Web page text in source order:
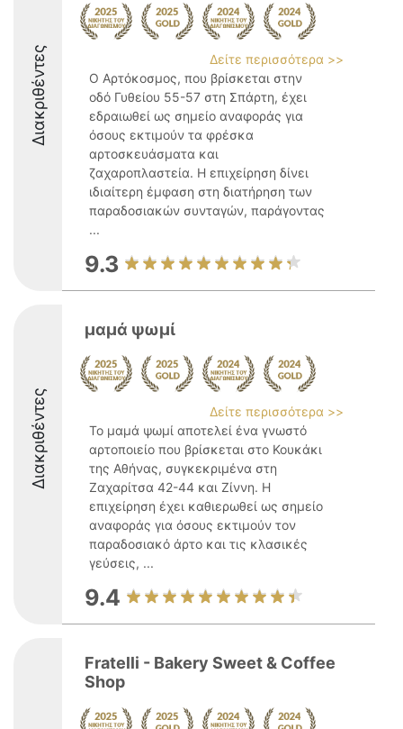
Διακριθέντες
Δείτε περισσότερα >>
Ο Αρτόκοσμος, που βρίσκεται στην
οδό Γυθείου 55-57 στη Σπάρτη, έχει
εδραιωθεί ως σημείο αναφοράς για
όσους εκτιμούν τα φρέσκα
αρτοσκευάσματα και
ζαχαροπλαστεία. Η επιχείρηση δίνει
ιδιαίτερη έμφαση στη διατήρηση των
παραδοσιακών συνταγών, παράγοντας
...
9.3
Διακριθέντες
μαμά ψωμί
Δείτε περισσότερα >>
Το μαμά ψωμί αποτελεί ένα γνωστό
αρτοποιείο που βρίσκεται στο Κουκάκι
της Αθήνας, συγκεκριμένα στη
Ζαχαρίτσα 42-44 και Ζίννη. Η
επιχείρηση έχει καθιερωθεί ως σημείο
αναφοράς για όσους εκτιμούν τον
παραδοσιακό άρτο και τις κλασικές
γεύσεις, ...
9.4
Fratelli - Bakery Sweet & Coffee
Shop